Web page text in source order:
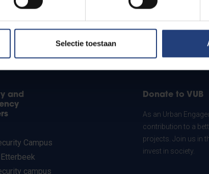
Selectie toestaan
and
Campus
campus
Donate to VUB
As an Urban
contribution to a
projects. Join us in
invest in society.